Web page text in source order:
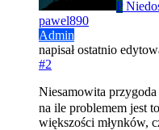
P
pawel890
Admin
napisałostatnio
#2
Niesamowita
na ile problemem jest
większości młynków,